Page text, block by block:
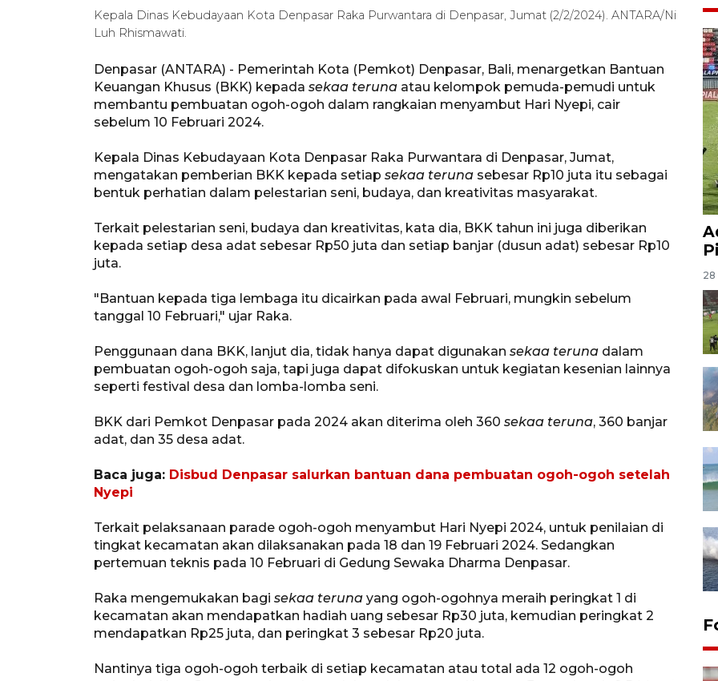
Kepala Dinas Kebudayaan Kota Denpasar Raka Purwantara di Denpasar, Jumat (2/2/2024). ANTARA/Ni
Luh Rhismawati.
Denpasar (ANTARA) - Pemerintah Kota (Pemkot) Denpasar, Bali, menargetkan Bantuan
Keuangan Khusus (BKK) kepada sekaa teruna atau kelompok pemuda-pemudi untuk
membantu pembuatan ogoh-ogoh dalam rangkaian menyambut Hari Nyepi, cair
sebelum 10 Februari 2024.
Kepala Dinas Kebudayaan Kota Denpasar Raka Purwantara di Denpasar, Jumat,
mengatakan pemberian BKK kepada setiap sekaa teruna sebesar Rp10 juta itu sebagai
bentuk perhatian dalam pelestarian seni, budaya, dan kreativitas masyarakat.
Terkait pelestarian seni, budaya dan kreativitas, kata dia, BKK tahun ini juga diberikan
kepada setiap desa adat sebesar Rp50 juta dan setiap banjar (dusun adat) sebesar Rp10
juta.
"Bantuan kepada tiga lembaga itu dicairkan pada awal Februari, mungkin sebelum
tanggal 10 Februari," ujar Raka.
Penggunaan dana BKK, lanjut dia, tidak hanya dapat digunakan sekaa teruna dalam
pembuatan ogoh-ogoh saja, tapi juga dapat difokuskan untuk kegiatan kesenian lainnya
seperti festival desa dan lomba-lomba seni.
BKK dari Pemkot Denpasar pada 2024 akan diterima oleh 360 sekaa teruna, 360 banjar
adat, dan 35 desa adat.
Baca juga: Disbud Denpasar salurkan bantuan dana pembuatan ogoh-ogoh setelah
Nyepi
Terkait pelaksanaan parade ogoh-ogoh menyambut Hari Nyepi 2024, untuk penilaian di
tingkat kecamatan akan dilaksanakan pada 18 dan 19 Februari 2024. Sedangkan
pertemuan teknis pada 10 Februari di Gedung Sewaka Dharma Denpasar.
Raka mengemukakan bagi sekaa teruna yang ogoh-ogohnya meraih peringkat 1 di
kecamatan akan mendapatkan hadiah uang sebesar Rp30 juta, kemudian peringkat 2
mendapatkan Rp25 juta, dan peringkat 3 sebesar Rp20 juta.
Nantinya tiga ogoh-ogoh terbaik di setiap kecamatan atau total ada 12 ogoh-ogoh
28